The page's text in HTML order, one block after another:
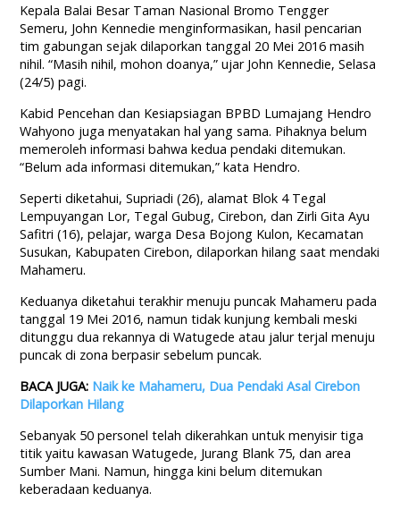
Kepala Balai Besar Taman Nasional Bromo Tengger
Semeru, John Kennedie menginformasikan, hasil pencarian
tim gabungan sejak dilaporkan tanggal 20 Mei 2016 masih
nihil. “Masih nihil, mohon doanya,” ujar John Kennedie, Selasa
(24/5) pagi.
Kabid Pencehan dan Kesiapsiagan BPBD Lumajang Hendro
Wahyono juga menyatakan hal yang sama. Pihaknya belum
memeroleh informasi bahwa kedua pendaki ditemukan.
“Belum ada informasi ditemukan,” kata Hendro.
Seperti diketahui, Supriadi (26), alamat Blok 4 Tegal
Lempuyangan Lor, Tegal Gubug, Cirebon, dan Zirli Gita Ayu
Safitri (16), pelajar, warga Desa Bojong Kulon, Kecamatan
Susukan, Kabupaten Cirebon, dilaporkan hilang saat mendaki
Mahameru.
Keduanya diketahui terakhir menuju puncak Mahameru pada
tanggal 19 Mei 2016, namun tidak kunjung kembali meski
ditunggu dua rekannya di Watugede atau jalur terjal menuju
puncak di zona berpasir sebelum puncak.
BACA JUGA: Naik ke Mahameru, Dua Pendaki Asal Cirebon
Dilaporkan Hilang
Sebanyak 50 personel telah dikerahkan untuk menyisir tiga
titik yaitu kawasan Watugede, Jurang Blank 75, dan area
Sumber Mani. Namun, hingga kini belum ditemukan
keberadaan keduanya.